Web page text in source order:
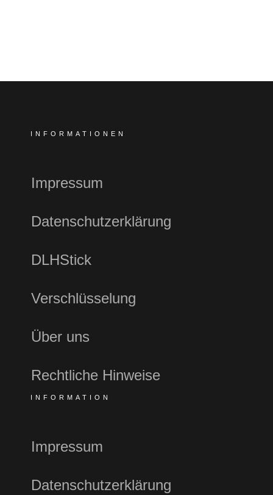
INFORMATIONEN
Impressum
Datenschutzerklärung
DLHStick
Verschlüsselung
Über uns
Rechtliche Hinweise
INFORMATION
Impressum
Datenschutzerklärung